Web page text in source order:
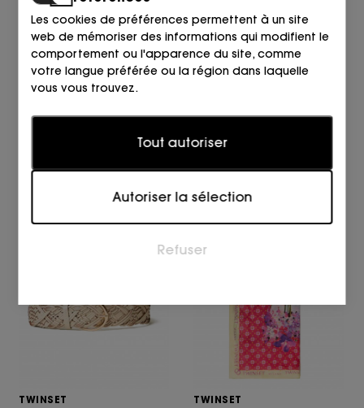
TWINSET TWINSET
96,95
109,00€
TWINSET TWINSET
Les cookies de préférences permettent à un site
web de mémoriser des informations qui modifient le
comportement ou l'apparence du site, comme
votre langue préférée ou la région dans laquelle
vous vous trouvez.
Les cookies statistiques aident les propriétaires de
sites web à comprendre comment les visiteurs
fournissant des informations de manière anonyme.
Les cookies marketing sont utilisés pour suivre les
pour l'utilisateur individuel et donc plus précieuses
pour les éditeurs et les annonceurs tiers.
Tout autoriser
Autoriser la sélection
Refuser